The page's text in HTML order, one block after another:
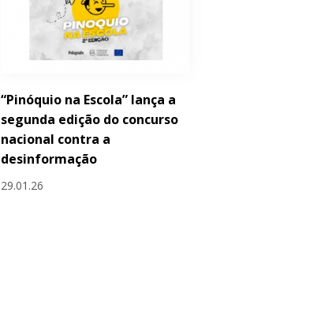
“Pinóquio na Escola” lança a
segunda edição do concurso
nacional contra a
desinformação
29.01.26